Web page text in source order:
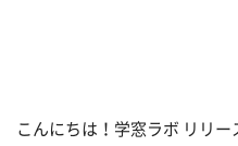
こんにちは！学窓ラボ リリ